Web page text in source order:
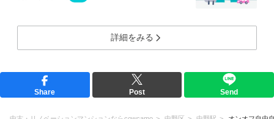
詳細をみる
Share Post Send